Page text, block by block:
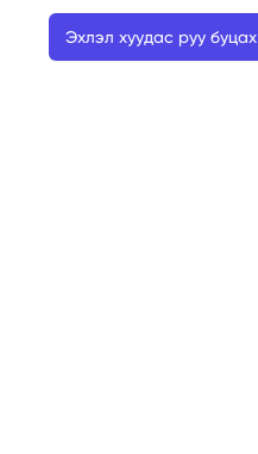
Эхлэл хуудас руу буцах